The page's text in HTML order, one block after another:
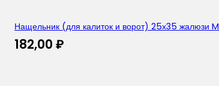
Нащельник (для калиток и ворот) 25х35 жалюзи
182,00 ₽